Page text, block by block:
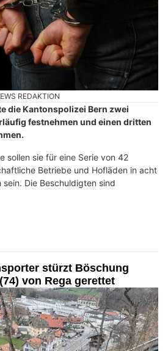
REDAKTION
die Kantonspolizei Bern zwei
festnehmen und einen dritten
sollen sie für eine Serie von 42
Betriebe und Hofläden in acht
Die Beschuldigten sind
stürzt Böschung
von Rega gerettet